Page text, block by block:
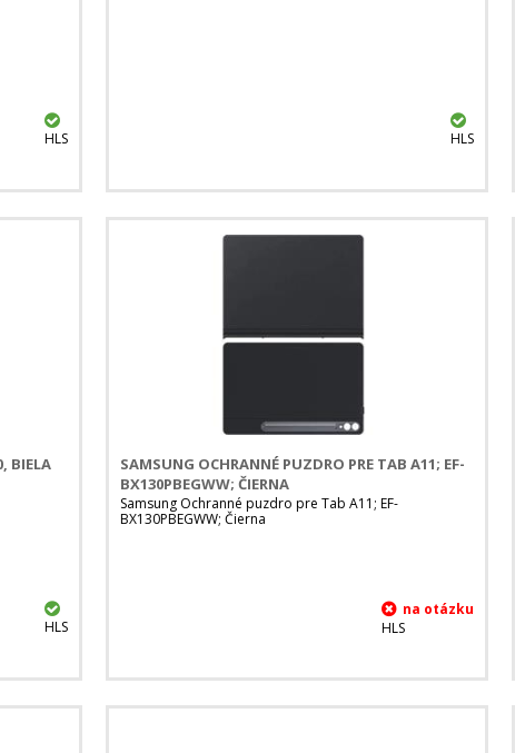
HLS HLS
BIELA
HLS
SAMSUNG OCHRANNÉ PUZDRO PRE TAB A11; EF-
BX130PBEGWW; ČIERNA
Samsung Ochranné puzdro pre Tab A11; EF-
BX130PBEGWW; Čierna
HLS